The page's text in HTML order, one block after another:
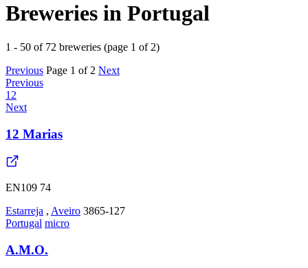
Breweries in Portugal
1 - 50 of 72 breweries (page 1 of 2)
Previous Page 1 of 2 Next
Previous
1 2
Next
12 Marias
EN109 74
Estarreja , Aveiro 3865-127
Portugal micro
A.M.O.